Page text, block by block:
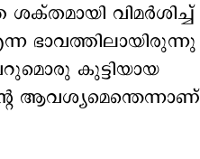
വിമര്‍ശിച്ച്
ഭാവത്തിലായിരുന്നു
കുട്ടിയായ
ആവശ്യമെന്തെന്നാണ്